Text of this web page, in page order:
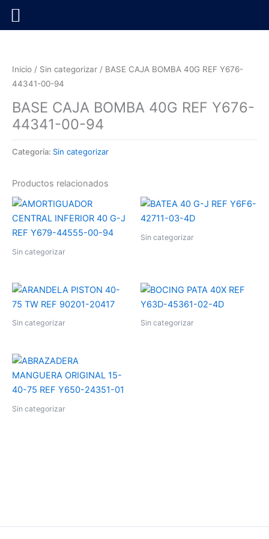
Inicio / Sin categorizar / BASE CAJA BOMBA 40G REF Y676-
44341-00-94
BASE CAJA BOMBA 40G REF Y676-
44341-00-94
Categoría: Sin categorizar
Productos relacionados
Sin categorizar
Sin categorizar
Sin categorizar Sin categorizar
Sin categorizar